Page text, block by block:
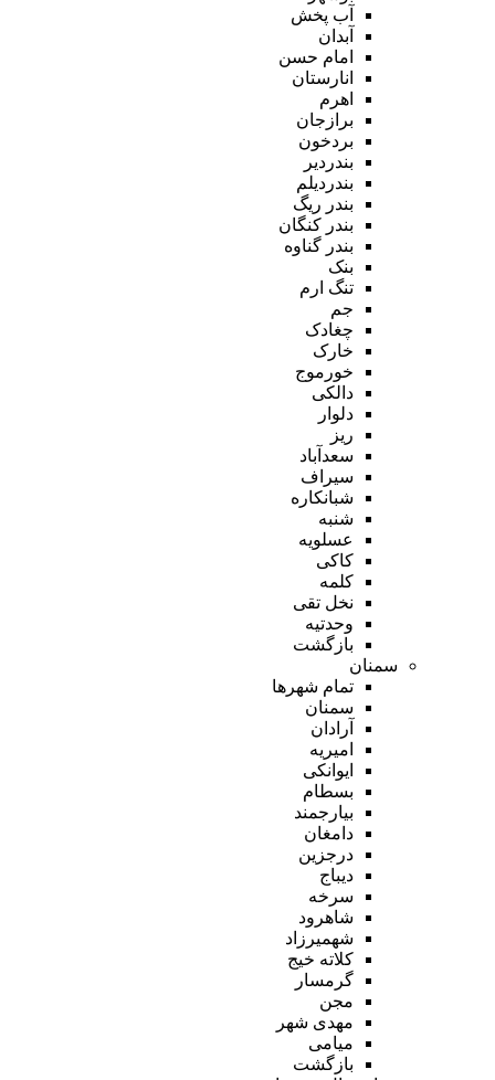
آب پخش
آبدان
امام حسن
انارستان
اهرم
برازجان
بردخون
بندردیر
بندردیلم
بندر ریگ
بندر کنگان
بندر گناوه
بنک
تنگ ارم
جم
چغادک
خارک
خورموج
دالکی
دلوار
ریز
سعدآباد
سیراف
شبانکاره
شنبه
عسلویه
کاکی
کلمه
نخل تقی
وحدتیه
بازگشت
سمنان
تمام شهر‌ها
سمنان
آرادان
امیریه
ایوانکی
بسطام
بیارجمند
دامغان
درجزین
دیباج
سرخه
شاهرود
شهمیرزاد
کلاته خیج
گرمسار
مجن
مهدی شهر
میامی
بازگشت